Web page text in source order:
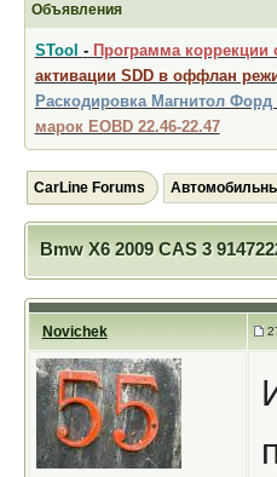
Объявления
STool - Программа коррекции
активации SDD в оффлан
Раскодировка Магнитол
марок EOBD 22.46-22.47
CarLine Forums
Bmw X6 2009 CAS 3
Novichek